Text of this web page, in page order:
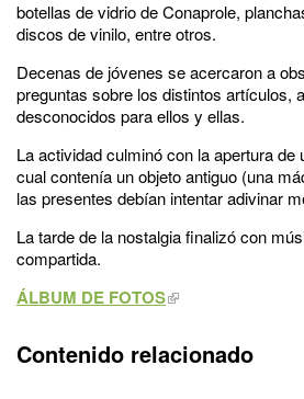
botellas de vidrio de Conaprole,
discos de vinilo, entre otros.
Decenas de jóvenes se acercaron a
preguntas sobre los distintos artículos,
desconocidos para ellos y ellas.
La actividad culminó con la apertura de
cual contenía un objeto antiguo (una
las presentes debían intentar adivinar
La tarde de la nostalgia finalizó con
compartida.
ÁLBUM DE FOTOS
Contenido relacionado